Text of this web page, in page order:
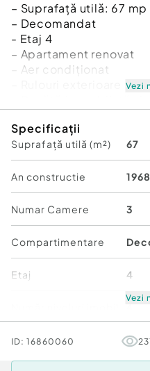
– Suprafață utilă: 67 mp
– Decomandat
- Etaj 4
– Apartament renovat
– Aer condiționat
– Boxă pentru depozitare
– Posibilitate racordare
pe scară)
– Anul acesta urmaeza
Avantaje zonă:
– Zonă liniștită
– Magazine în apropiere
– Școli, grădinițe și creșe
– Acces facil către Bd.
Pret-94,950 EUR
Vezi
Specificații
Suprafață utilă (m²) 67
An constructie 1968
Numar Camere 3
Compartimentare
Etaj 4
Stare
Vezi
ID: 16860060